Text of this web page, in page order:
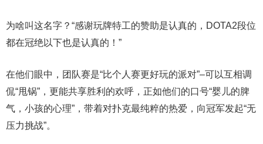
为啥叫这名字？“感谢玩牌特工的赞助是认真的，DOTA2段位
都在冠绝以下也是认真的！”
在他们眼中，团队赛是“比个人赛更好玩的派对”–可以互相调
侃“甩锅”，更能共享胜利的欢呼，正如他们的口号“婴儿的脾
气，小孩的心理”，带着对扑克最纯粹的热爱，向冠军发起“无
压力挑战”。